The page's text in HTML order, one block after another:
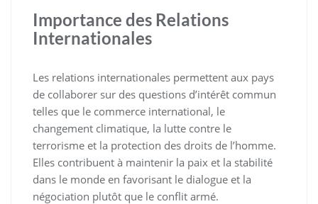
Importance des Relations
Internationales
Les relations internationales permettent aux pays
de collaborer sur des questions d’intérêt commun
telles que le commerce international, le
changement climatique, la lutte contre le
terrorisme et la protection des droits de l’homme.
Elles contribuent à maintenir la paix et la stabilité
dans le monde en favorisant le dialogue et la
négociation plutôt que le conflit armé.